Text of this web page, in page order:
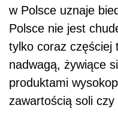
w Polsce uznaje
Polsce nie jest
tylko coraz częściej
nadwagą, żywiące
produktami
zawartością soli